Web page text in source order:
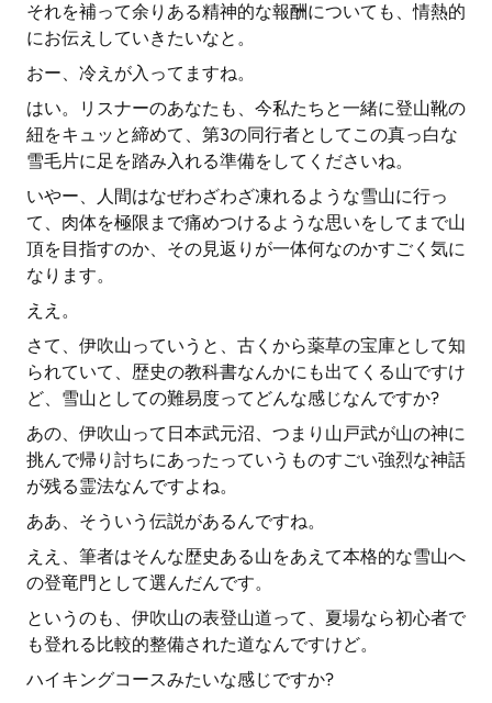
それを補って余りある精神的な報酬についても、情熱的
にお伝えしていきたいなと。
おー、冷えが入ってますね。
はい。リスナーのあなたも、今私たちと一緒に登山靴の
紐をキュッと締めて、第3の同行者としてこの真っ白な
雪毛片に足を踏み入れる準備をしてくださいね。
いやー、人間はなぜわざわざ凍れるような雪山に行っ
て、肉体を極限まで痛めつけるような思いをしてまで山
頂を目指すのか、その見返りが一体何なのかすごく気に
なります。
ええ。
さて、伊吹山っていうと、古くから薬草の宝庫として知
られていて、歴史の教科書なんかにも出てくる山ですけ
ど、雪山としての難易度ってどんな感じなんですか?
あの、伊吹山って日本武元沼、つまり山戸武が山の神に
挑んで帰り討ちにあったっていうものすごい強烈な神話
が残る霊法なんですよね。
ああ、そういう伝説があるんですね。
ええ、筆者はそんな歴史ある山をあえて本格的な雪山へ
の登竜門として選んだんです。
というのも、伊吹山の表登山道って、夏場なら初心者で
も登れる比較的整備された道なんですけど。
ハイキングコースみたいな感じですか?